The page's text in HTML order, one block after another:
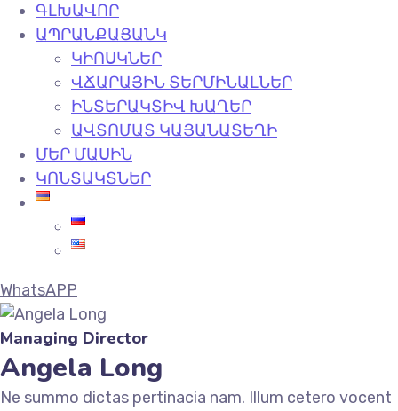
ԳԼԽԱՎՈՐ
ԱՊՐԱՆՔԱՑԱՆԿ
ԿԻՈՍԿՆԵՐ
ՎՃԱՐԱՅԻՆ ՏԵՐՄԻՆԱԼՆԵՐ
ԻՆՏԵՐԱԿՏԻՎ ԽԱՂԵՐ
ԱՎՏՈՄԱՏ ԿԱՅԱՆԱՏԵՂԻ
ՄԵՐ ՄԱՍԻՆ
ԿՈՆՏԱԿՏՆԵՐ
WhatsAPP
Managing Director
Angela Long
Ne summo dictas pertinacia nam. Illum cetero vocent